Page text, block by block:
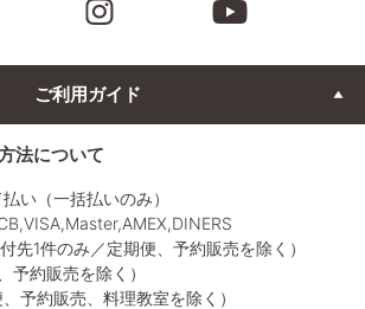
ご利用ガイド
法について
い（一括払いのみ）
先1件のみ／定期便、予約販売を除く）
約販売を除く）
予約販売、料理教室を除く）